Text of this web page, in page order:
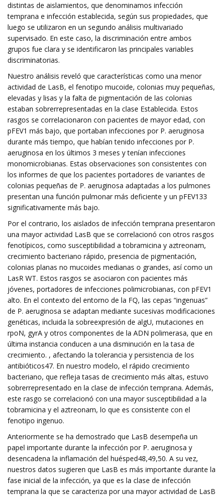
distintas de aislamientos, que denominamos infección
temprana e infección establecida, según sus propiedades, que
luego se utilizaron en un segundo análisis multivariado
supervisado. En este caso, la discriminación entre ambos
grupos fue clara y se identificaron las principales variables
discriminatorias.
Nuestro análisis reveló que características como una menor
actividad de LasB, el fenotipo mucoide, colonias muy pequeñas,
elevadas y lisas y la falta de pigmentación de las colonias
estaban sobrerrepresentadas en la clase Establecida. Estos
rasgos se correlacionaron con pacientes de mayor edad, con
pFEV1 más bajo, que portaban infecciones por P. aeruginosa
durante más tiempo, que habían tenido infecciones por P.
aeruginosa en los últimos 3 meses y tenían infecciones
monomicrobianas. Estas observaciones son consistentes con
los informes de que los pacientes portadores de variantes de
colonias pequeñas de P. aeruginosa adaptadas a los pulmones
presentan una función pulmonar más deficiente y un pFEV133
significativamente más bajo.
Por el contrario, los aislados de infección temprana presentaron
una mayor actividad LasB que se correlacionó con otros rasgos
fenotípicos, como susceptibilidad a tobramicina y aztreonam,
crecimiento bacteriano rápido, presencia de pigmentación,
colonias planas no mucoides medianas o grandes, así como un
LasR WT. Estos rasgos se asociaron con pacientes más
jóvenes, portadores de infecciones polimicrobianas, con pFEV1
alto. En el contexto del entorno de la FQ, las cepas “ingenuas”
de P. aeruginosa se adaptan mediante sucesivas modificaciones
genéticas, incluida la sobreexpresión de algU, mutaciones en
rpoN, gyrA y otros componentes de la ADN polimerasa, que en
última instancia conducen a una disminución en la tasa de
crecimiento. , afectando la tolerancia y persistencia de los
antibióticos47. En nuestro modelo, el rápido crecimiento
bacteriano, que refleja tasas de crecimiento más altas, estuvo
sobrerrepresentado en la clase de infección temprana. Además,
este rasgo se correlacionó con una mayor susceptibilidad a la
tobramicina y el aztreonam, lo que es consistente con el
fenotipo ingenuo.
Anteriormente se ha demostrado que LasB desempeña un
papel importante durante la infección por P. aeruginosa y
desencadena la inflamación del huésped48,49,50. A su vez,
nuestros datos sugieren que LasB es más importante durante la
fase inicial de la infección, ya que es la clase de infección
temprana la que se caracteriza por una mayor actividad de LasB